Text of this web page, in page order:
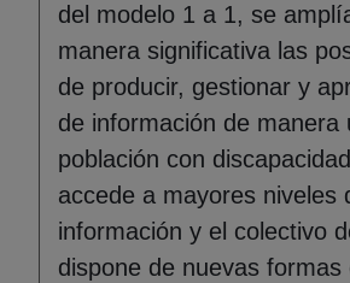
del modelo 1 a 1, se
manera significativa las
de producir, gestionar y
de información de manera
población con
accede a mayores niveles
información y el colectivo
dispone de nuevas formas